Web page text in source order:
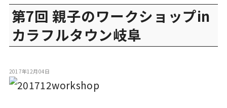
第7回 親子のワークショップin
カラフルタウン岐阜
2017年12月04日